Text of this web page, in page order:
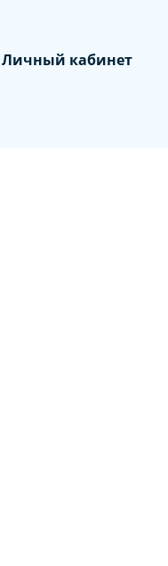
Личный кабинет